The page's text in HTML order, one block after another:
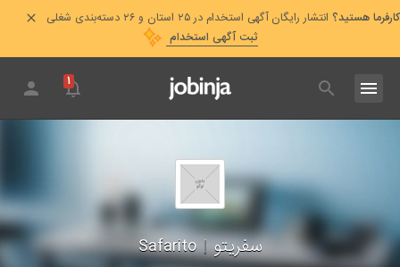
کارفرما هستید؟ انتشار رایگان آگهی استخدام در ۲۵ استان و ۲۶ دسته‌بندی شغلی
ثبت آگهی استخدام
۱
سفریتو|
Safarito